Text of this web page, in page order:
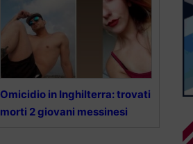
Omicidio in Inghilterra: trovati
morti 2 giovani messinesi